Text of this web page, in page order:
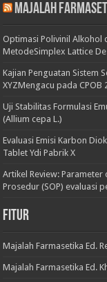
Majalah
Optimasi Polivinil Alkohol
MetodeSimplex Lattice
Kajian Penguatan Sistem
XYZMengacu pada CPOB
Uji Stabilitas Formulasi
(Allium cepa L.)
Evaluasi Emisi Karbon
Tablet Ydi Pabrik X
Artikel Review:
Prosedur (SOP) evaluasi
Fitur
Majalah Farmasetika Ed.
Majalah Farmasetika Ed.